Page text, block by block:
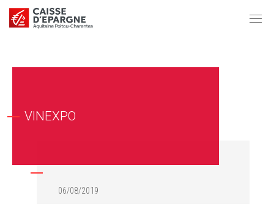
VINEXPO
06/08/2019